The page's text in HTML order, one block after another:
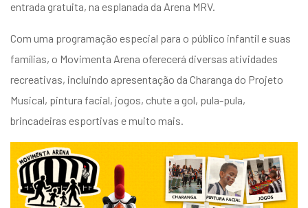
entrada gratuita, na esplanada da Arena MRV.
Com uma programação especial para o público infantil e suas
famílias, o Movimenta Arena oferecerá diversas atividades
recreativas, incluindo apresentação da Charanga do Projeto
Musical, pintura facial, jogos, chute a gol, pula-pula,
brincadeiras esportivas e muito mais.